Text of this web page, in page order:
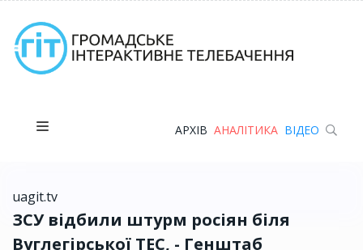
АРХІВ АНАЛІТИКА ВІДЕО
uagit.tv
ЗСУ відбили штурм росіян біля
Вуглегірської ТЕС, - Генштаб